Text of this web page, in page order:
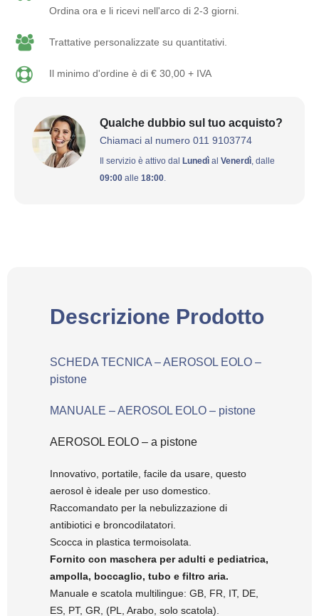
Ordina ora e li ricevi nell'arco di 2-3 giorni.
Trattative personalizzate su quantitativi.
Il minimo d'ordine è di € 30,00 + IVA
Qualche dubbio sul tuo acquisto?
Chiamaci al numero 011 9103774
Il servizio è attivo dal Lunedì al Venerdì, dalle
09:00 alle 18:00.
Descrizione Prodotto
SCHEDA TECNICA – AEROSOL EOLO –
pistone
MANUALE – AEROSOL EOLO – pistone
AEROSOL EOLO – a pistone
Innovativo, portatile, facile da usare, questo
aerosol è ideale per uso domestico.
Raccomandato per la nebulizzazione di
antibiotici e broncodilatatori.
Scocca in plastica termoisolata.
Fornito con maschera per adulti e pediatrica,
ampolla, boccaglio, tubo e filtro aria.
Manuale e scatola multilingue: GB, FR, IT, DE,
ES, PT, GR, (PL, Arabo, solo scatola).